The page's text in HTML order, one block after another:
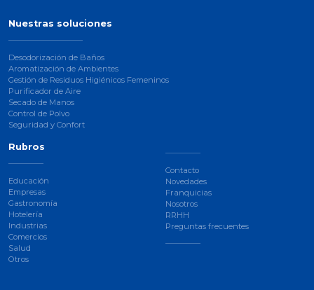
Nuestras soluciones
Desodorización de Baños
Aromatización de Ambientes
Gestión de Residuos Higiénicos Femeninos
Purificador de Aire
Secado de Manos
Control de Polvo
Seguridad y Confort
Rubros
Educación
Empresas
Gastronomía
Hotelería
Industrias
Comercios
Salud
Otros
Contacto
Novedades
Franquicias
Nosotros
RRHH
Preguntas frecuentes